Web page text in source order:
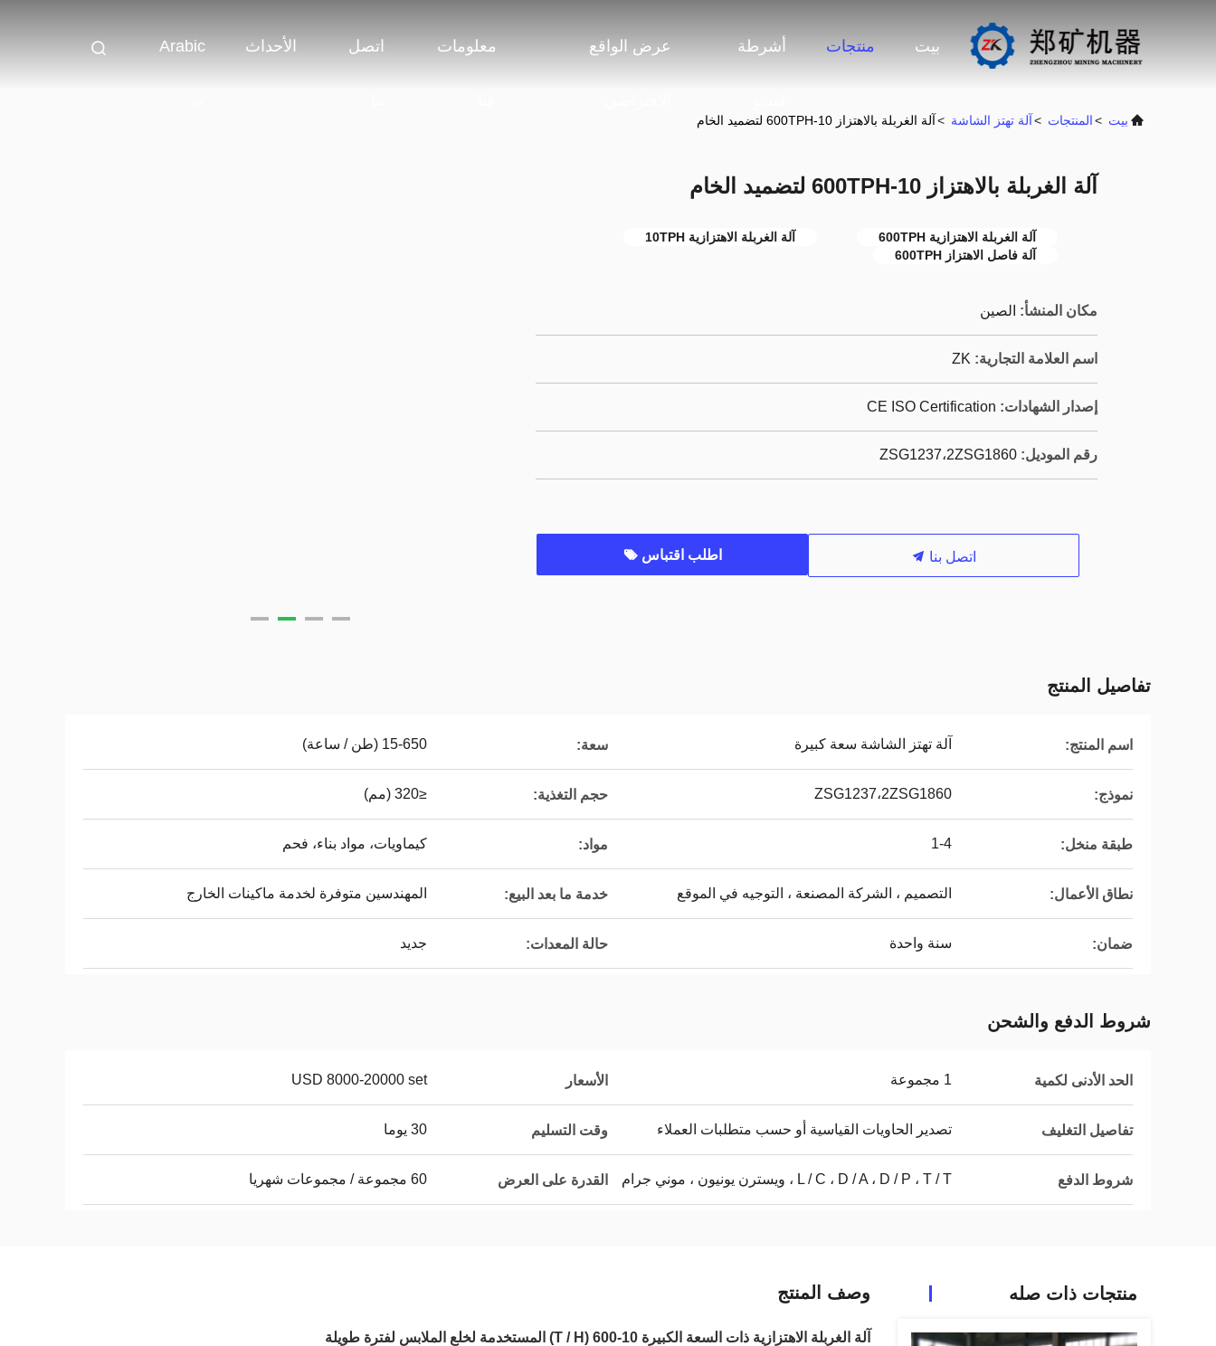
بيت منتجات أشرطة عرض الواقع معلومات اتصل الأحداث Arabic
بيت >المنتجات >آلة تهتز الشاشة >آلة الغربلة بالاهتزاز 10-600TPH لتضميد الخام
آلة الغربلة بالاهتزاز 10-600TPH لتضميد الخام
آلة الغربلة الاهتزازية 600TPH
آلة الغربلة الاهتزازية 10TPH
آلة فاصل الاهتزاز 600TPH
مكان المنشأ: الصين
اسم العلامة التجارية: ZK
إصدار الشهادات: CE ISO Certification
رقم الموديل: ZSG1237،2ZSG1860
اتصل بنا اطلب اقتباس
تفاصيل المنتج
اسم المنتج: آلة تهتز الشاشة سعة كبيرة سعة: 15-650 (طن / ساعة)
نموذج: ZSG1237،2ZSG1860 حجم التغذية: ≤320 (مم)
طبقة منخل: 1-4 مواد: كيماويات، مواد بناء، فحم
نطاق الأعمال: التصميم ، الشركة المصنعة ، التوجيه في الموقع خدمة ما بعد البيع: المهندسين متوفرة لخدمة ماكينات الخارج
ضمان: سنة واحدة حالة المعدات: جديد
شروط الدفع والشحن
الحد الأدنى لكمية 1 مجموعة الأسعار USD 8000-20000 set
تفاصيل التغليف تصدير الحاويات القياسية أو حسب متطلبات العملاء وقت التسليم 30 يوما
شروط الدفع L / C ، D / A ، D / P ، T / T ، ويسترن يونيون ، موني جرام القدرة على العرض 60 مجموعة / مجموعات شهريا
منتجات ذات صله وصف المنتج
آلة الغربلة الاهتزازية ذات السعة الكبيرة 10-600 (T / H) المستخدمة لخلع الملابس لفترة طويلة